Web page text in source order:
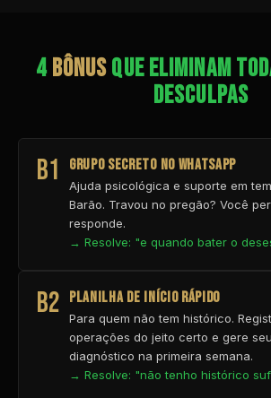
4 BÔNUSQUE ELIMINAM
DESCULPAS
B1 GRUPO SECRETO NO WHATSAPP
Ajuda psicológica e suporte em
Barão. Travou no pregão? Você
responde.
→ Resolve: "e quando bater o
B2 PLANILHA DE INÍCIO RÁPIDO
Para quem não tem histórico.
operações do jeito certo e gere
diagnóstico na primeira semana.
→ Resolve: "não tenho histórico